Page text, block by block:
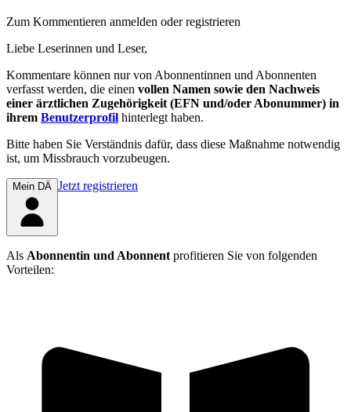
Zum Kommentieren anmelden oder registrieren
Liebe Leserinnen und Leser,
Kommentare können nur von Abonnentinnen und Abonnenten
verfasst werden, die einen vollen Namen sowie den Nachweis
einer ärztlichen Zugehörigkeit (EFN und/oder Abonummer) in
ihrem Benutzerprofil hinterlegt haben.
Bitte haben Sie Verständnis dafür, dass diese Maßnahme notwendig
ist, um Missbrauch vorzubeugen.
Mein DÄ Jetzt registrieren
Als Abonnentin und Abonnentprofitieren Sie von folgenden
Vorteilen: